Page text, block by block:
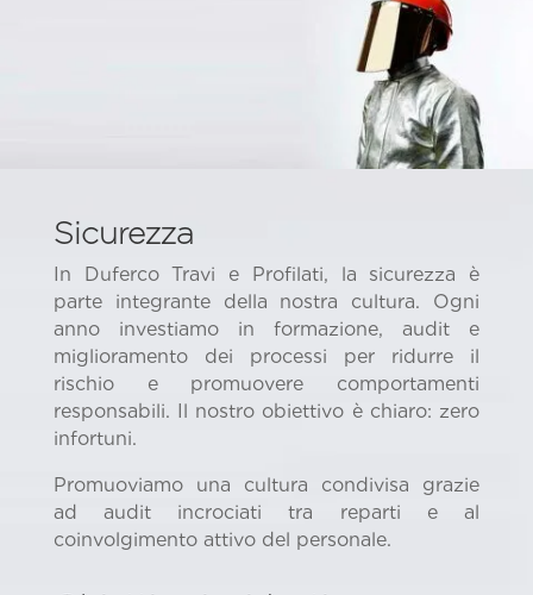
Sicurezza
In Duferco Travi e Profilati, la sicurezza è
parte integrante della nostra cultura. Ogni
anno investiamo in formazione, audit e
miglioramento dei processi per ridurre il
rischio e promuovere comportamenti
responsabili. Il nostro obiettivo è chiaro: zero
infortuni.
Promuoviamo una cultura condivisa grazie
ad audit incrociati tra reparti e al
coinvolgimento attivo del personale.